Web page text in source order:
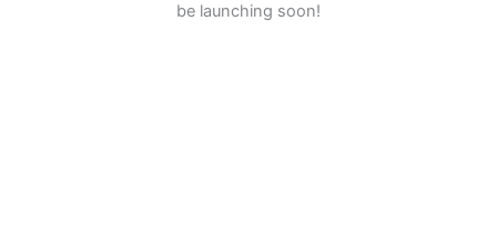
be launching soon!